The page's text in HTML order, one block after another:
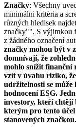
Značky: Všechny
minimální kritéria a
různých hledisek
značky"". S výjimkou
z žádného označení
značky mohou být v
domnívají, že
mohlo snížit finanční
vzít v úvahu riziko,
udržitelnosti se
hodnocení ESG.
investory, kteří chtějí
kterým pro tento
stanovených značkou.